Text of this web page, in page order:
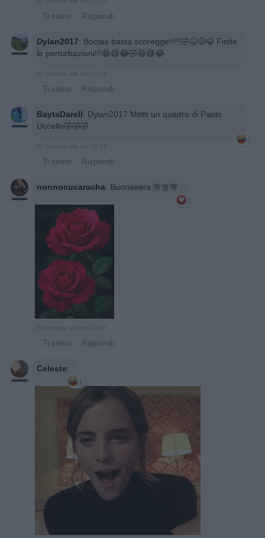
· Ti stimo · Rispondi
Dylan2017: Bociaa basta scoregge!!!!!🤣😆😅😂 Finite
le perturbazioni!!!😆😅😂🤣😆😅😂
26 Gennaio alle ore 15:01
· Ti stimo · Rispondi
BaytaDarell: Dylan2017 Metti un quadro di Paolo
Uccello🤣🤣🤣
1
26 Gennaio alle ore 16:25
· Ti stimo · Rispondi
nonnocucaracha: Buonasera 🌸🌼🌸
1
26 Gennaio alle ore 16:37
· Ti stimo · Rispondi
Celeste:
1